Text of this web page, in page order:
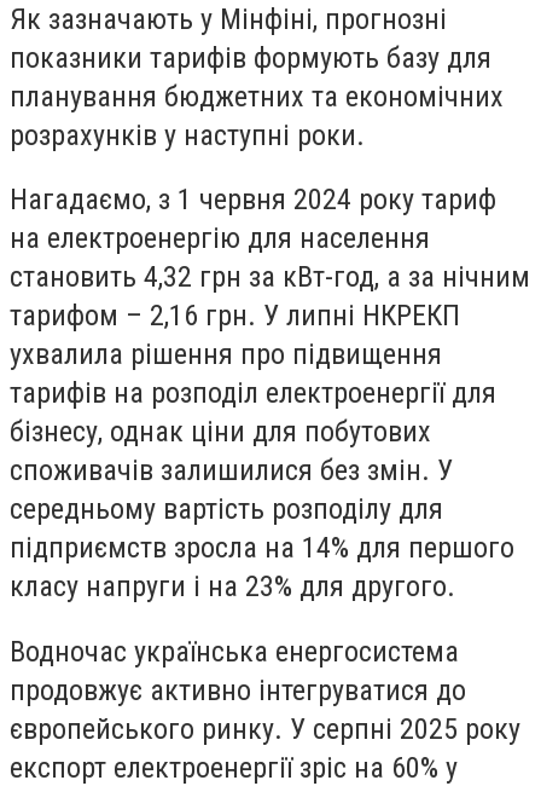
Як зазначають у Мінфіні, прогнозні
показники тарифів формують базу для
планування бюджетних та економічних
розрахунків у наступні роки.
Нагадаємо, з 1 червня 2024 року тариф
на електроенергію для населення
становить 4,32 грн за кВт-год, а за нічним
тарифом – 2,16 грн. У липні НКРЕКП
ухвалила рішення про підвищення
тарифів на розподіл електроенергії для
бізнесу, однак ціни для побутових
споживачів залишилися без змін. У
середньому вартість розподілу для
підприємств зросла на 14% для першого
класу напруги і на 23% для другого.
Водночас українська енергосистема
продовжує активно інтегруватися до
європейського ринку. У серпні 2025 року
експорт електроенергії зріс на 60% у